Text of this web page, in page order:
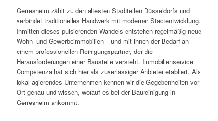
Gerresheim zählt zu den ältesten Stadtteilen Düsseldorfs und
verbindet traditionelles Handwerk mit moderner Stadtentwicklung.
Inmitten dieses pulsierenden Wandels entstehen regelmäßig neue
Wohn- und Gewerbeimmobilien – und mit ihnen der Bedarf an
einem professionellen Reinigungspartner, der die
Herausforderungen einer Baustelle versteht. Immobilienservice
Competenza hat sich hier als zuverlässiger Anbieter etabliert. Als
lokal agierendes Unternehmen kennen wir die Gegebenheiten vor
Ort genau und wissen, worauf es bei der Baureinigung in
Gerresheim ankommt.